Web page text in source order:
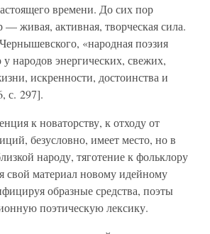
времени. До сих пор
— живая, активная, творческая сила.
«народная поэзия
у народов энергических, свежих,
искренности, достоинства и
с. 297].
к новаторству, к отходу от
безусловно, имеет место, но в
народу, тяготение к фольклору
свой материал новому идейному
образные средства, поэты
поэтическую лексику.